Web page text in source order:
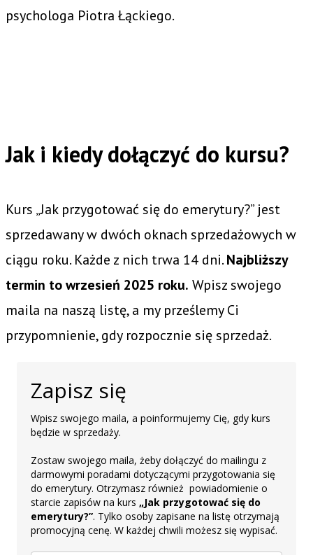
psychologa Piotra Łąckiego.
Jak i kiedy dołączyć do kursu?
Kurs „Jak przygotować się do emerytury?” jest
sprzedawany w dwóch oknach sprzedażowych w
ciągu roku. Każde z nich trwa 14 dni.Najbliższy
termin to wrzesień 2025 roku. Wpisz swojego
maila na naszą listę, a my prześlemy Ci
przypomnienie, gdy rozpocznie się sprzedaż.
Zapisz się
Wpisz swojego maila, a poinformujemy Cię, gdy kurs
będzie w sprzedaży.
Zostaw swojego maila, żeby dołączyć do mailingu z
darmowymi poradami dotyczącymi przygotowania się
do emerytury. Otrzymasz również powiadomienie o
starcie zapisów na kurs „Jak przygotować się do
emerytury?”. Tylko osoby zapisane na listę otrzymają
promocyjną cenę. W każdej chwili możesz się wypisać.